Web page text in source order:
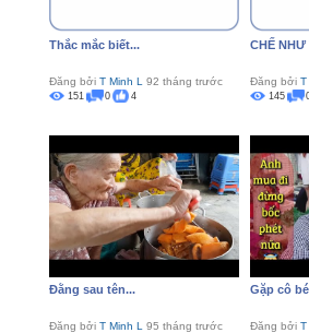
Thắc mắc biết...
Đăng bởi T Minh L 92 tháng trước
151 0 4
CHẾ NHƯ
Đăng bởi T
145
Đằng sau tên...
Đăng bởi T Minh L 95 tháng trước
Gặp cô
Đăng bởi T